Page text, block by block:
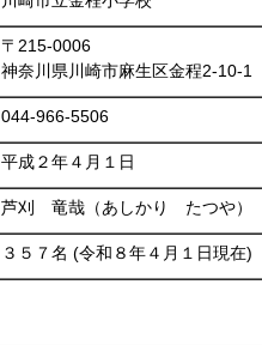
〒215-0006
神奈川県川崎市麻生区金程2-10-1
044-966-5506
平成２年４月１日
芦刈 竜哉（あしかり たつや）
３５７名 (令和８年４月１日現在)